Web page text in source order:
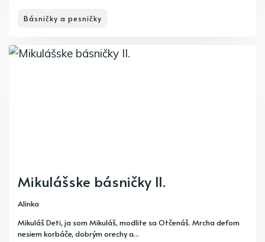
Básničky a pesničky
Mikulášske básničky II.
Alinka
Mikuláš Deti, ja som Mikuláš, modlite sa Otčenáš. Mrcha deťom
nesiem korbáče, dobrým orechy a...